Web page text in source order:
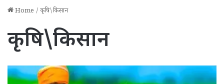
Home / कृषि\किसान
कृषि\किसान